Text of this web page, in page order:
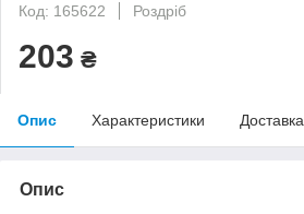
Код: 165622
Роздріб
203 ₴
Опис Характеристики Доставка
Опис